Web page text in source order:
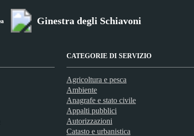
Ginestra degli Schiavoni
CATEGORIE DI SERVIZIO
Agricoltura e pesca
Ambiente
Anagrafe e stato civile
Appalti pubblici
Autorizzazioni
Catasto e urbanistica